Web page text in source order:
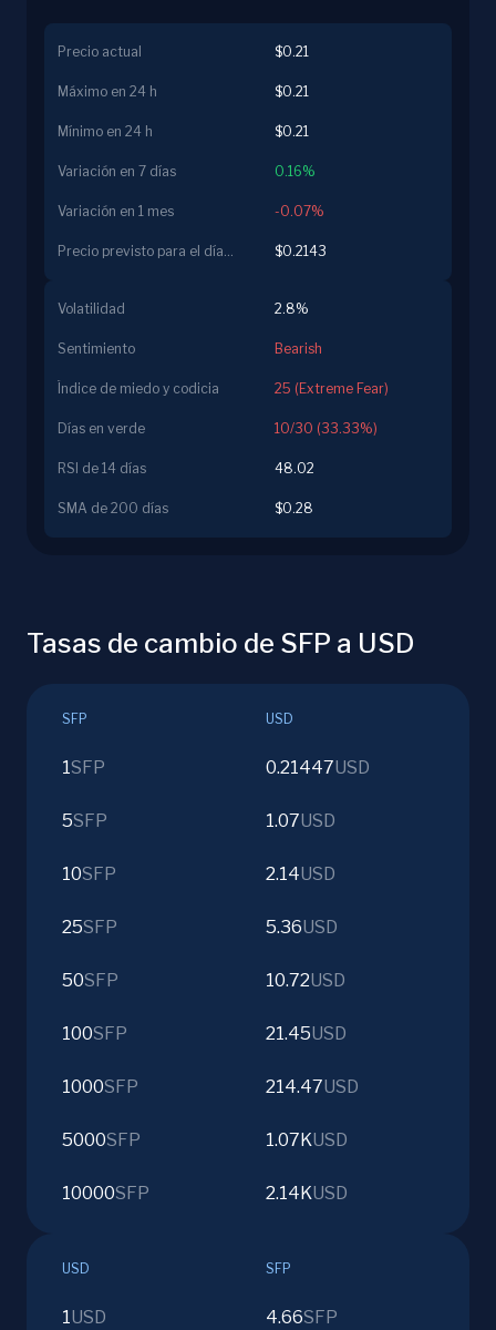
Precio actual $0.21
Máximo en 24 h $0.21
Mínimo en 24 h $0.21
Variación en 7 días 0.16%
Variación en 1 mes -0.07%
Precio previsto para el día siguiente $0.2143
Volatilidad 2.8%
Sentimiento Bearish
Índice de miedo y codicia 25 (Extreme Fear)
Días en verde 10/30 (33.33%)
RSI de 14 días 48.02
SMA de 200 días $0.28
Tasas de cambio de SFP a USD
SFP USD
1SFP 0.21447USD
5SFP 1.07USD
10SFP 2.14USD
25SFP 5.36USD
50SFP 10.72USD
100SFP 21.45USD
1000SFP 214.47USD
5000SFP 1.07KUSD
10000SFP 2.14KUSD
USD SFP
1USD 4.66SFP